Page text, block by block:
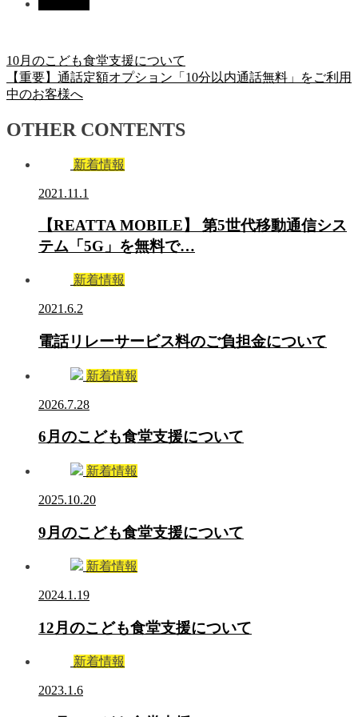
10月のこども食堂支援について
【重要】通話定額オプション「10分以内通話無料」をご利用
中のお客様へ
OTHER CONTENTS
新着情報
2021.11.1
【REATTA MOBILE】 第5世代移動通信シス
テム「5G」を無料で…
新着情報
2021.6.2
電話リレーサービス料のご負担金について
新着情報
2026.7.28
6月のこども食堂支援について
新着情報
2025.10.20
9月のこども食堂支援について
新着情報
2024.1.19
12月のこども食堂支援について
新着情報
2023.1.6